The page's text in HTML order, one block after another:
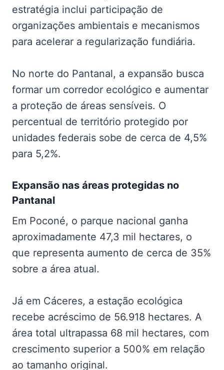
estratégia inclui participação de
organizações ambientais e mecanismos
para acelerar a regularização fundiária.
No norte do Pantanal, a expansão busca
formar um corredor ecológico e aumentar
a proteção de áreas sensíveis. O
percentual de território protegido por
unidades federais sobe de cerca de 4,5%
para 5,2%.
Expansão nas áreas protegidas no
Pantanal
Em Poconé, o parque nacional ganha
aproximadamente 47,3 mil hectares, o
que representa aumento de cerca de 35%
sobre a área atual.
Já em Cáceres, a estação ecológica
recebe acréscimo de 56.918 hectares. A
área total ultrapassa 68 mil hectares, com
crescimento superior a 500% em relação
ao tamanho original.